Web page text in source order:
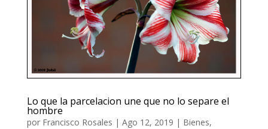
Lo que la parcelacion une que no lo separe el
hombre
por Francisco Rosales | Ago 12, 2019 | Bienes,